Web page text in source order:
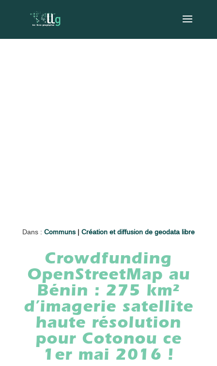
Dans : Communs| Création et diffusion de geodata libre
Crowdfunding
OpenStreetMap au
Bénin : 275 km²
d’imagerie satellite
haute résolution
pour Cotonou ce
1er mai 2016 !